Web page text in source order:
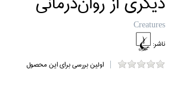
Creatures
ناشر:
اولین بررسی برای این محصول